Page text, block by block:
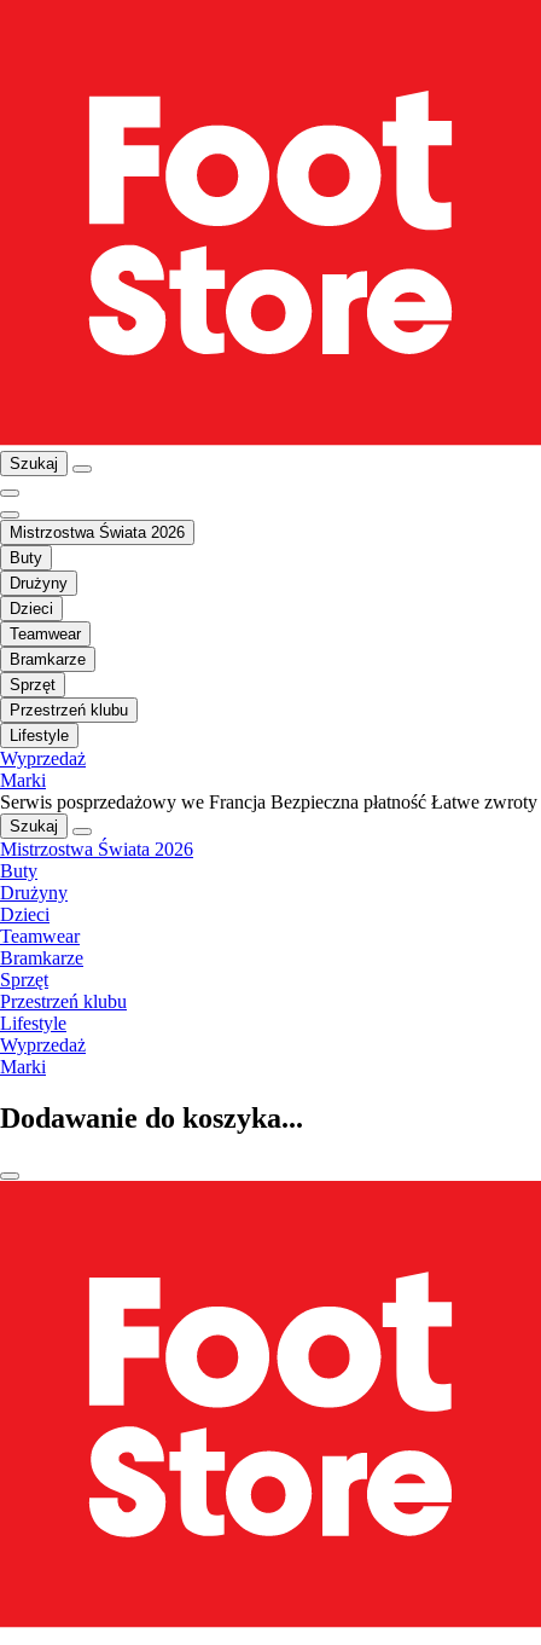
Szukaj
Mistrzostwa Świata 2026
Buty
Drużyny
Dzieci
Teamwear
Bramkarze
Sprzęt
Przestrzeń klubu
Lifestyle
Wyprzedaż
Marki
Serwis posprzedażowy we Francja Bezpieczna płatność Łatwe zwroty
Szukaj
Mistrzostwa Świata 2026
Buty
Drużyny
Dzieci
Teamwear
Bramkarze
Sprzęt
Przestrzeń klubu
Lifestyle
Wyprzedaż
Marki
Dodawanie do koszyka...